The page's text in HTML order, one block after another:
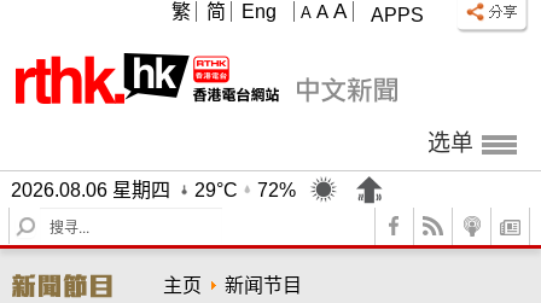
APPS
A A A
繁 简 Eng
选单
2026.08.06 星期四 29°C
72%
S
e
r
主页 新闻节目